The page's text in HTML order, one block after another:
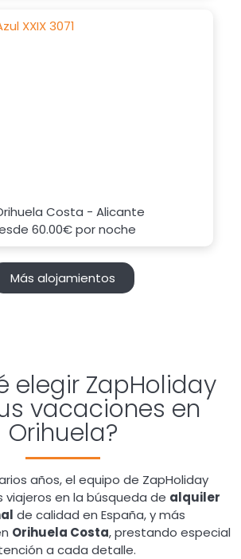
Costa - Alicante
60.00€por noche
Más alojamientos
elegir ZapHoliday
vacaciones en
Orihuela?
años, el equipo de ZapHoliday
en la búsqueda de alquiler
de calidad en España, y más
Orihuela Costa, prestando especial
a cada detalle.